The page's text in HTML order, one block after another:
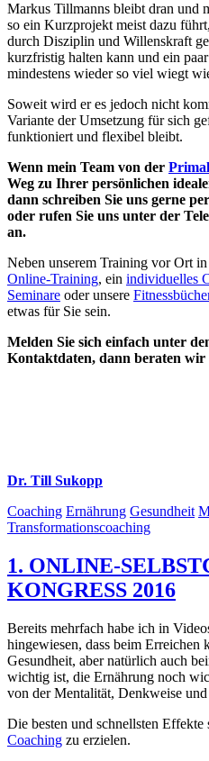
Markus Tillmanns bleibt dran und
so ein Kurzprojekt meist dazu
durch Disziplin und Willenskraft
kurzfristig halten kann und ein
mindestens wieder so viel wiegt
Soweit wird er es jedoch nicht
Variante der Umsetzung für sich
funktioniert und flexibel bleibt.
Wenn mein Team von der
Weg zu Ihrer persönlichen
dann schreiben Sie uns gerne
oder rufen Sie uns unter der
an.
Neben unserem Training vor Ort
Online-Training, ein individuelles
Seminare oder unsere
etwas für Sie sein.
Melden Sie sich einfach unter
Kontaktdaten, dann beraten wir
Dr. Till Sukopp
Coaching Ernährung Gesundheit
Transformationscoaching
1. ONLINE-
KONGRESS 2016
Bereits mehrfach habe ich in
hingewiesen, dass beim Erreichen
Gesundheit, aber natürlich auch
wichtig ist, die Ernährung noch
von der Mentalität, Denkweise
Die besten und schnellsten Effekte
Coaching zu erzielen.